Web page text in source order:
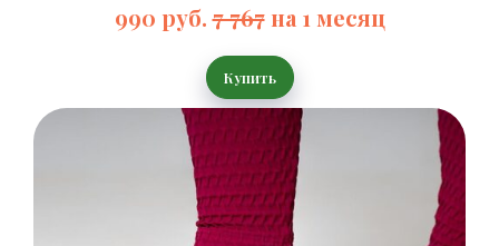
990 руб.7 767на 1 месяц
Купить